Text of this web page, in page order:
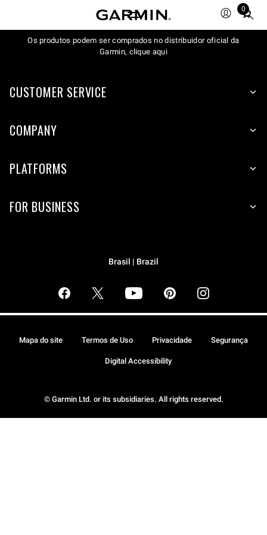
0
Total
items
in
Os produtos podem ser comprados no distribuidor oficial da
Garmin, clique aqui
CUSTOMER SERVICE
COMPANY
PLATFORMS
FOR BUSINESS
Brasil | Brazil
© Garmin Ltd. or its subsidiaries. All rights reserved.
Mapa do site Termos de Uso Privacidade Segurança
Digital Accessibility